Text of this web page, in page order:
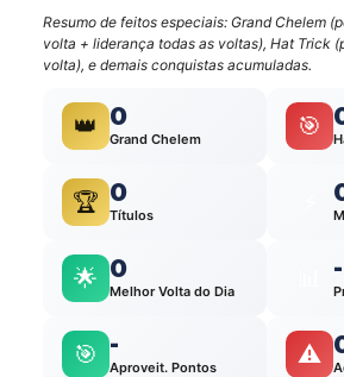
Resumo de feitos especiais: Grand Chelem
volta + liderança todas as voltas), Hat Trick
volta), e demais conquistas acumuladas.
👑 0
Grand Chelem 🎯
🏆 0
Títulos
🌟 0
Melhor Volta do Dia
-
🎯 -
Aproveit. Pontos ⚠️